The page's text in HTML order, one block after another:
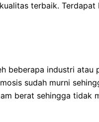
terbaik. Terdapat
beberapa industri atau
sudah murni
berat sehingga tidak